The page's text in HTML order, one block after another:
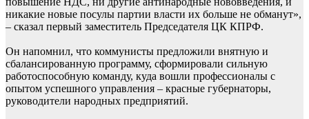
никакие новые посулы партии власти их больше не обманут»,
– сказал первый заместитель Председателя ЦК КПРФ.
Он напомнил, что коммунисты предложили внятную и
сбалансированную программу, сформировали сильную
работоспособную команду, куда вошли профессионалы с
опытом успешного управления – красные губернаторы,
руководители народных предприятий.